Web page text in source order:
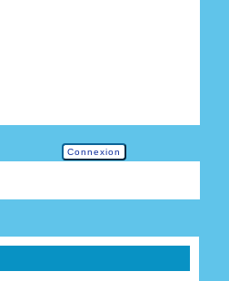
Connexion